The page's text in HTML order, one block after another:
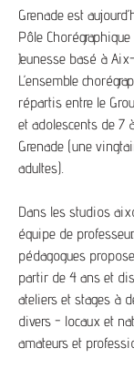
Grenade est
Pôle
Jeunesse basé à
L’ensemble
répartis entre le
et adolescents de 7
Grenade (une
adultes).
Dans les studios
équipe de
pédagogues
partir de 4 ans et
ateliers et stages à
divers - locaux et
amateurs et